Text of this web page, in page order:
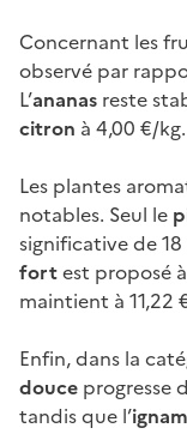
Concernant les
observé par
L’ananas reste
citron à 4,00 €/kg.
Les plantes
notables. Seul le
significative de
fortest proposé
maintient à 11,22
Enfin, dans la
douce progresse
tandis que l’